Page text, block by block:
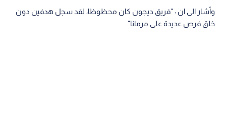
وأشار الى ان : "فريق ديجون كان محظوظا، لقد سجل هدفين دون
خلق فرص عديدة على مرمانا".